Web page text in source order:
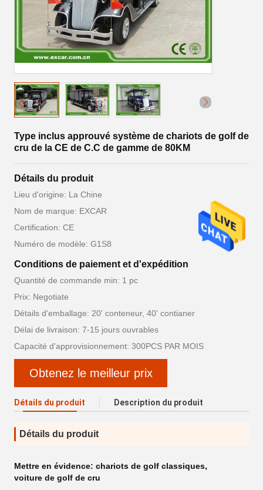
Type inclus approuvé système de chariots de golf de
cru de la CE de C.C de gamme de 80KM
Détails du produit
Lieu d'origine: La Chine
Nom de marque: EXCAR
Certification: CE
Numéro de modèle: G1S8
Conditions de paiement et d'expédition
Quantité de commande min: 1 pc
Prix: Negotiate
Détails d'emballage: 20' conteneur, 40' contianer
Délai de livraison: 7-15 jours ouvrables
Capacité d'approvisionnement: 300PCS PAR MOIS
Obtenez le meilleur prix
Détails du produit Description du produit
Détails du produit
Mettre en évidence: chariots de golf classiques,
voiture de golf de cru